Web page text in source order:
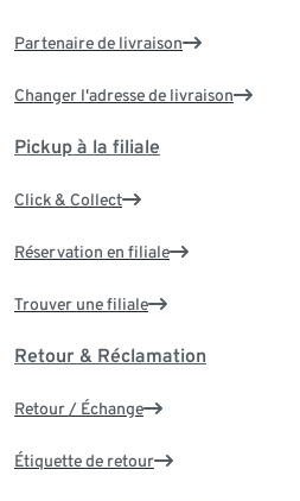
Partenaire de livraison
Changer l'adresse de livraison
Pickup à la filiale
Click & Collect
Réservation en filiale
Trouver une filiale
Retour & Réclamation
Retour / Échange
Étiquette de retour